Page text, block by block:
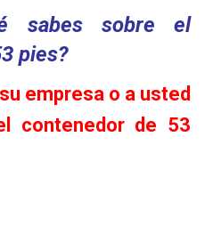
sabes sobre el
pies?
empresa o a usted
contenedor de 53